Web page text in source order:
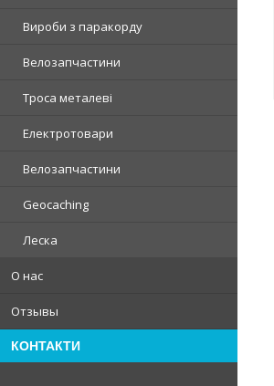
Вироби з паракорду
Велозапчастини
Троса металеві
Електротовари
Велозапчастини
Geocaching
Леска
О нас
Отзывы
КОНТАКТИ